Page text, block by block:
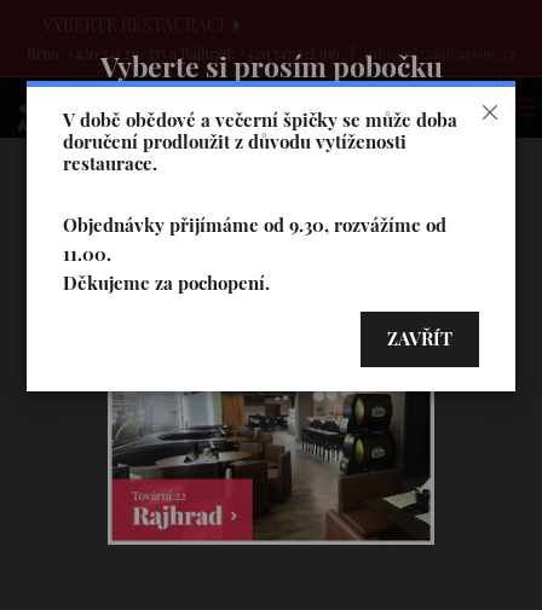
V době obědové a večerní špičky se může doba
doručení prodloužit z důvodu vytíženosti
restaurace.
Objednávky přijímáme od 9.30, rozvážíme od
11.00.
Děkujeme za pochopení.
ZAVŘÍT
VYBERTE RESTAURACI
Brno: +420 541 210 555 a Rajhrad: +420 547 212 916 info@pizzaalcapone.cz
Vyberte si prosím pobočku